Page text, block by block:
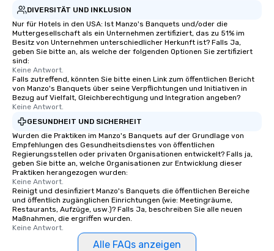
DIVERSITÄT UND INKLUSION
Nur für Hotels in den USA: Ist Manzo's Banquets und/oder die
Muttergesellschaft als ein Unternehmen zertifiziert, das zu 51% im
Besitz von Unternehmen unterschiedlicher Herkunft ist? Falls Ja,
geben Sie bitte an, als welche der folgenden Optionen Sie zertifiziert
sind:
Keine Antwort.
Falls zutreffend, könnten Sie bitte einen Link zum öffentlichen Bericht
von Manzo's Banquets über seine Verpflichtungen und Initiativen in
Bezug auf Vielfalt, Gleichberechtigung und Integration angeben?
Keine Antwort.
GESUNDHEIT UND SICHERHEIT
Wurden die Praktiken im Manzo's Banquets auf der Grundlage von
Empfehlungen des Gesundheitsdienstes von öffentlichen
Regierungsstellen oder privaten Organisationen entwickelt? Falls ja,
geben Sie bitte an, welche Organisationen zur Entwicklung dieser
Praktiken herangezogen wurden:
Keine Antwort.
Reinigt und desinfiziert Manzo's Banquets die öffentlichen Bereiche
und öffentlich zugänglichen Einrichtungen (wie: Meetingräume,
Restaurants, Aufzüge, usw.)? Falls Ja, beschreiben Sie alle neuen
Maßnahmen, die ergriffen wurden.
Keine Antwort.
Alle FAQs anzeigen